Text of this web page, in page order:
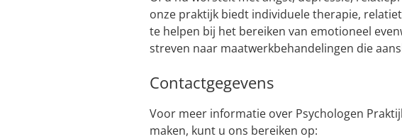
onze praktijk biedt individuele therapie,
te helpen bij het bereiken van emotioneel
streven naar maatwerkbehandelingen die
Contactgegevens
Voor meer informatie over Psychologen
maken, kunt u ons bereiken op: